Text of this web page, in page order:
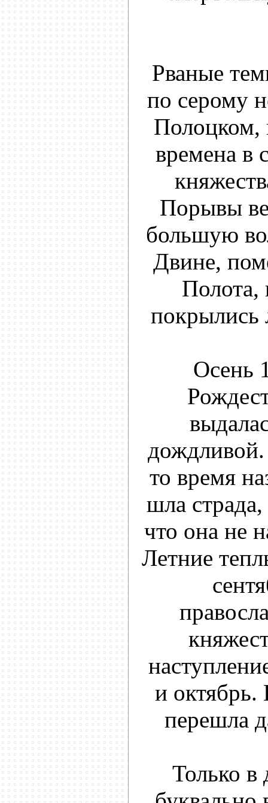
Рваные
по серому
Полоцком,
времена в
Порывы
большую
Двине,
Полота,
покрылись
Осень
то время
шла
что она не
Летние
и октябрь.
перешла
Только в